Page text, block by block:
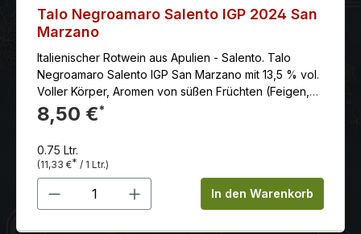
Talo Negroamaro Salento IGP 2024 San
Marzano
Italienischer Rotwein aus Apulien - Salento. Talo
Negroamaro Salento IGP San Marzano mit 13,5 % vol.
Voller Körper, Aromen von süßen Früchten (Feigen,
Waldbeeren) und Gewürzen (Lakritze, Thymian). Hier
bestellen!
8,50 €*
0.75 Ltr.
(11,33 €* / 1 Ltr.)
Produkt Anzahl: Gib denIn den Warenkorb